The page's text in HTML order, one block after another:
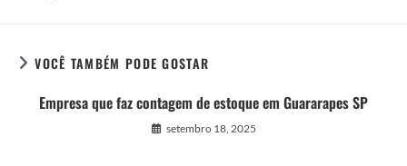
VOCÊ TAMBÉM PODE GOSTAR
Empresa que faz contagem de estoque em Guararapes SP
setembro 18, 2025